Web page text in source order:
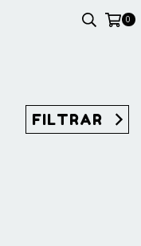
0
FILTRAR